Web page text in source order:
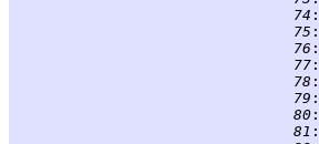
  74
:
  75
:
  76
:
  77
:
  78
:
  79
:
  80
:
  81
: